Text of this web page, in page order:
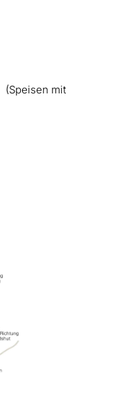
(Speisen mit